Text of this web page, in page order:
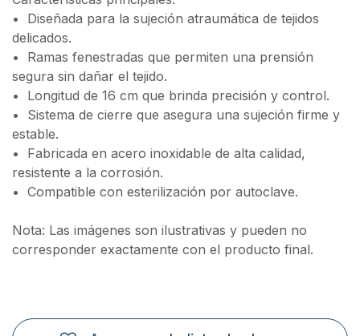
•⁠ ⁠Diseñada para la sujeción atraumática de tejidos
delicados.
•⁠ ⁠Ramas fenestradas que permiten una prensión
segura sin dañar el tejido.
•⁠ ⁠Longitud de 16 cm que brinda precisión y control.
•⁠ ⁠Sistema de cierre que asegura una sujeción firme y
estable.
•⁠ ⁠Fabricada en acero inoxidable de alta calidad,
resistente a la corrosión.
•⁠ ⁠Compatible con esterilización por autoclave.
Nota: Las imágenes son ilustrativas y pueden no
corresponder exactamente con el producto final.